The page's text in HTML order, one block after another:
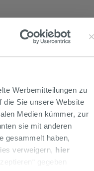
Werbemitteilungen zu
die Sie unsere Website
Medien kümmer, zur
sie mit anderen
gesammelt haben,
verweigern, hier
gegeben